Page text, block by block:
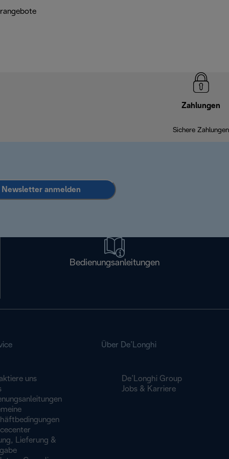
Zahlungen
Sichere Zahlungen
Newsletter anmelden
Bedienungsanleitungen
uns
Lieferung &
Über De’Longhi
De’Longhi Group
Jobs & Karriere